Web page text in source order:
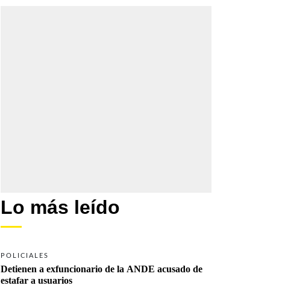
Lo más leído
POLICIALES
Detienen a exfuncionario de la ANDE acusado de
estafar a usuarios